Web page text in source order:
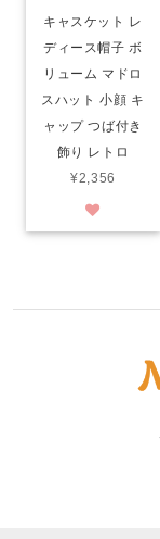
キャスケット レ
ディース帽子 ボ
リューム マドロ
スハット 小顔 キ
ャップ つば付き
飾り レトロ
¥2,356